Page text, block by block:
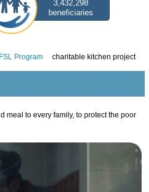
3,432,298
beneficiaries
FSL Program charitable kitchen project
meal to every family, to protect the poor